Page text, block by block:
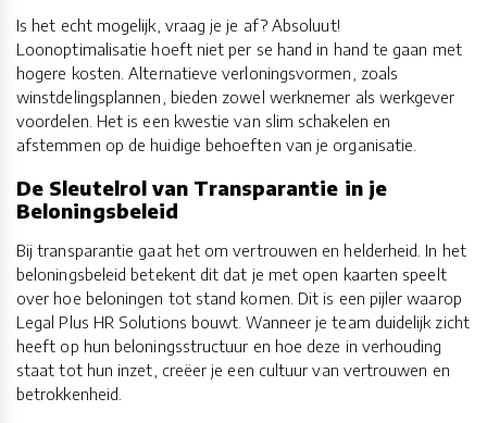
Is het echt mogelijk, vraag je je af? Absoluut!
Loonoptimalisatie hoeft niet per se hand in hand te gaan met
hogere kosten. Alternatieve verloningsvormen, zoals
winstdelingsplannen, bieden zowel werknemer als werkgever
voordelen. Het is een kwestie van slim schakelen en
afstemmen op de huidige behoeften van je organisatie.
De Sleutelrol van Transparantie in je
Beloningsbeleid
Bij transparantie gaat het om vertrouwen en helderheid. In het
beloningsbeleid betekent dit dat je met open kaarten speelt
over hoe beloningen tot stand komen. Dit is een pijler waarop
Legal Plus HR Solutions bouwt. Wanneer je team duidelijk zicht
heeft op hun beloningsstructuur en hoe deze in verhouding
staat tot hun inzet, creëer je een cultuur van vertrouwen en
betrokkenheid.